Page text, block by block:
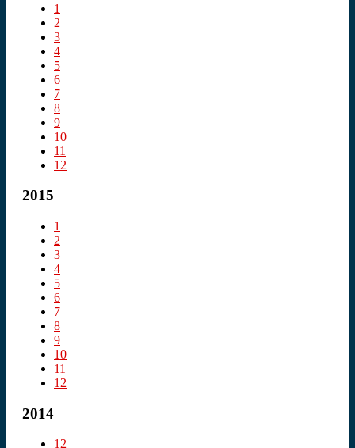
1
2
3
4
5
6
7
8
9
10
11
12
2015
1
2
3
4
5
6
7
8
9
10
11
12
2014
12